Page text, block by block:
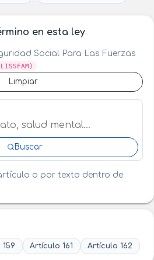
en esta ley
Social Para Las Fuerzas
Limpiar
en esta ley
Buscar
o por texto dentro de
Artículo 161 Artículo 162